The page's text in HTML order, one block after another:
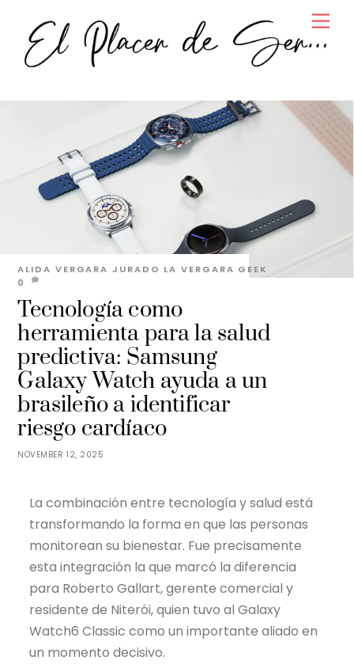
content
NOVEMBER 12, 2025
Tecnología como
herramienta para la salud
predictiva: Samsung
Galaxy Watch ayuda a un
brasileño a identificar
riesgo cardíaco
ALIDA VERGARA JURADO LA VERGARA GEEK
0
La combinación entre tecnología y salud está
transformando la forma en que las personas
monitorean su bienestar. Fue precisamente
esta integración la que marcó la diferencia
para Roberto Gallart, gerente comercial y
residente de Niterói, quien tuvo al Galaxy
Watch6 Classic como un importante aliado en
un momento decisivo.